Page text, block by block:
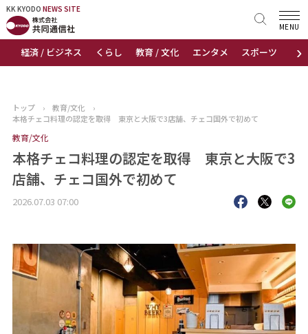
KK KYODO NEWS SITE
›
経済 / ビジネス くらし 教育 / 文化 エンタメ スポーツ 地域
MENU
KK KYODONEWS SITE
トップページ
ニュース
おすすめコンテンツ
出版物
トップ › 教育/文化
›
本格チェコ料理の認定を取得 東京と大阪で3店舗、チェコ国外で初めて
教育/文化
本格チェコ料理の認定を取得 東京と大阪で3
店舗、チェコ国外で初めて
2026.07.03 07:00